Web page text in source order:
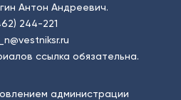
Антон Андреевич.
244-221
ссылка обязательна.
администрации